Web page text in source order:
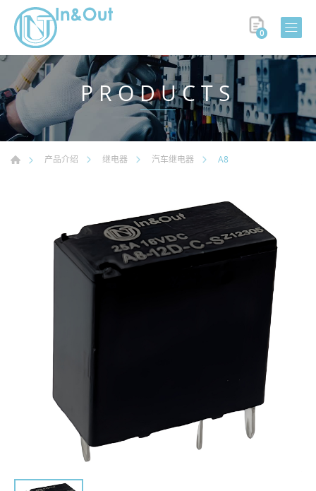
0
PRODUCTS
产品介绍 继电器 汽车继电器 A8